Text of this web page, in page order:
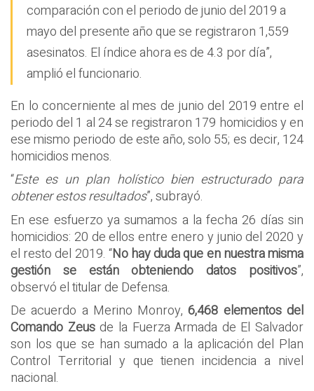
comparación con el periodo de junio del 2019 a
mayo del presente año que se registraron 1,559
asesinatos. El índice ahora es de 4.3 por día”,
amplió el funcionario.
En lo concerniente al mes de junio del 2019 entre el
periodo del 1 al 24 se registraron 179 homicidios y en
ese mismo periodo de este año, solo 55; es decir, 124
homicidios menos.
“Este es un plan holístico bien estructurado para
obtener estos resultados”, subrayó.
En ese esfuerzo ya sumamos a la fecha 26 días sin
homicidios: 20 de ellos entre enero y junio del 2020 y
el resto del 2019. “No hay duda que en nuestra misma
gestión se están obteniendo datos positivos”,
observó el titular de Defensa.
De acuerdo a Merino Monroy,6,468 elementos del
Comando Zeusde la Fuerza Armada de El Salvador
son los que se han sumado a la aplicación del Plan
Control Territorial y que tienen incidencia a nivel
nacional.